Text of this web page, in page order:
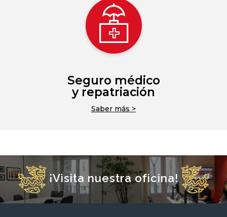
Seguro médico
y repatriación
Saber más >
¡Visita nuestra oficina!